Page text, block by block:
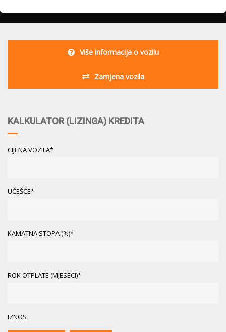
Više informacija o vozilu
Zamjena vozila
KALKULATOR (LIZINGA) KREDITA
CIJENA VOZILA*
UČEŠĆE*
KAMATNA STOPA (%)*
ROK OTPLATE (MJESECI)*
IZNOS